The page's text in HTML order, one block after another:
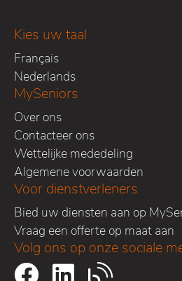
Kies uw taal
Français
Nederlands
MySeniors
Over ons
Contacteer ons
Wettelijke mededeling
Algemene voorwaarden
Voor dienstverleners
Bied uw diensten aan op
Vraag een offerte op maat aan
Volg ons op onze sociale